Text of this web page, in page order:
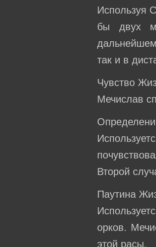
Используя
бы двух
так и в
Чувство
Мечислав
Второй
Паутина
орков.
этой расы.